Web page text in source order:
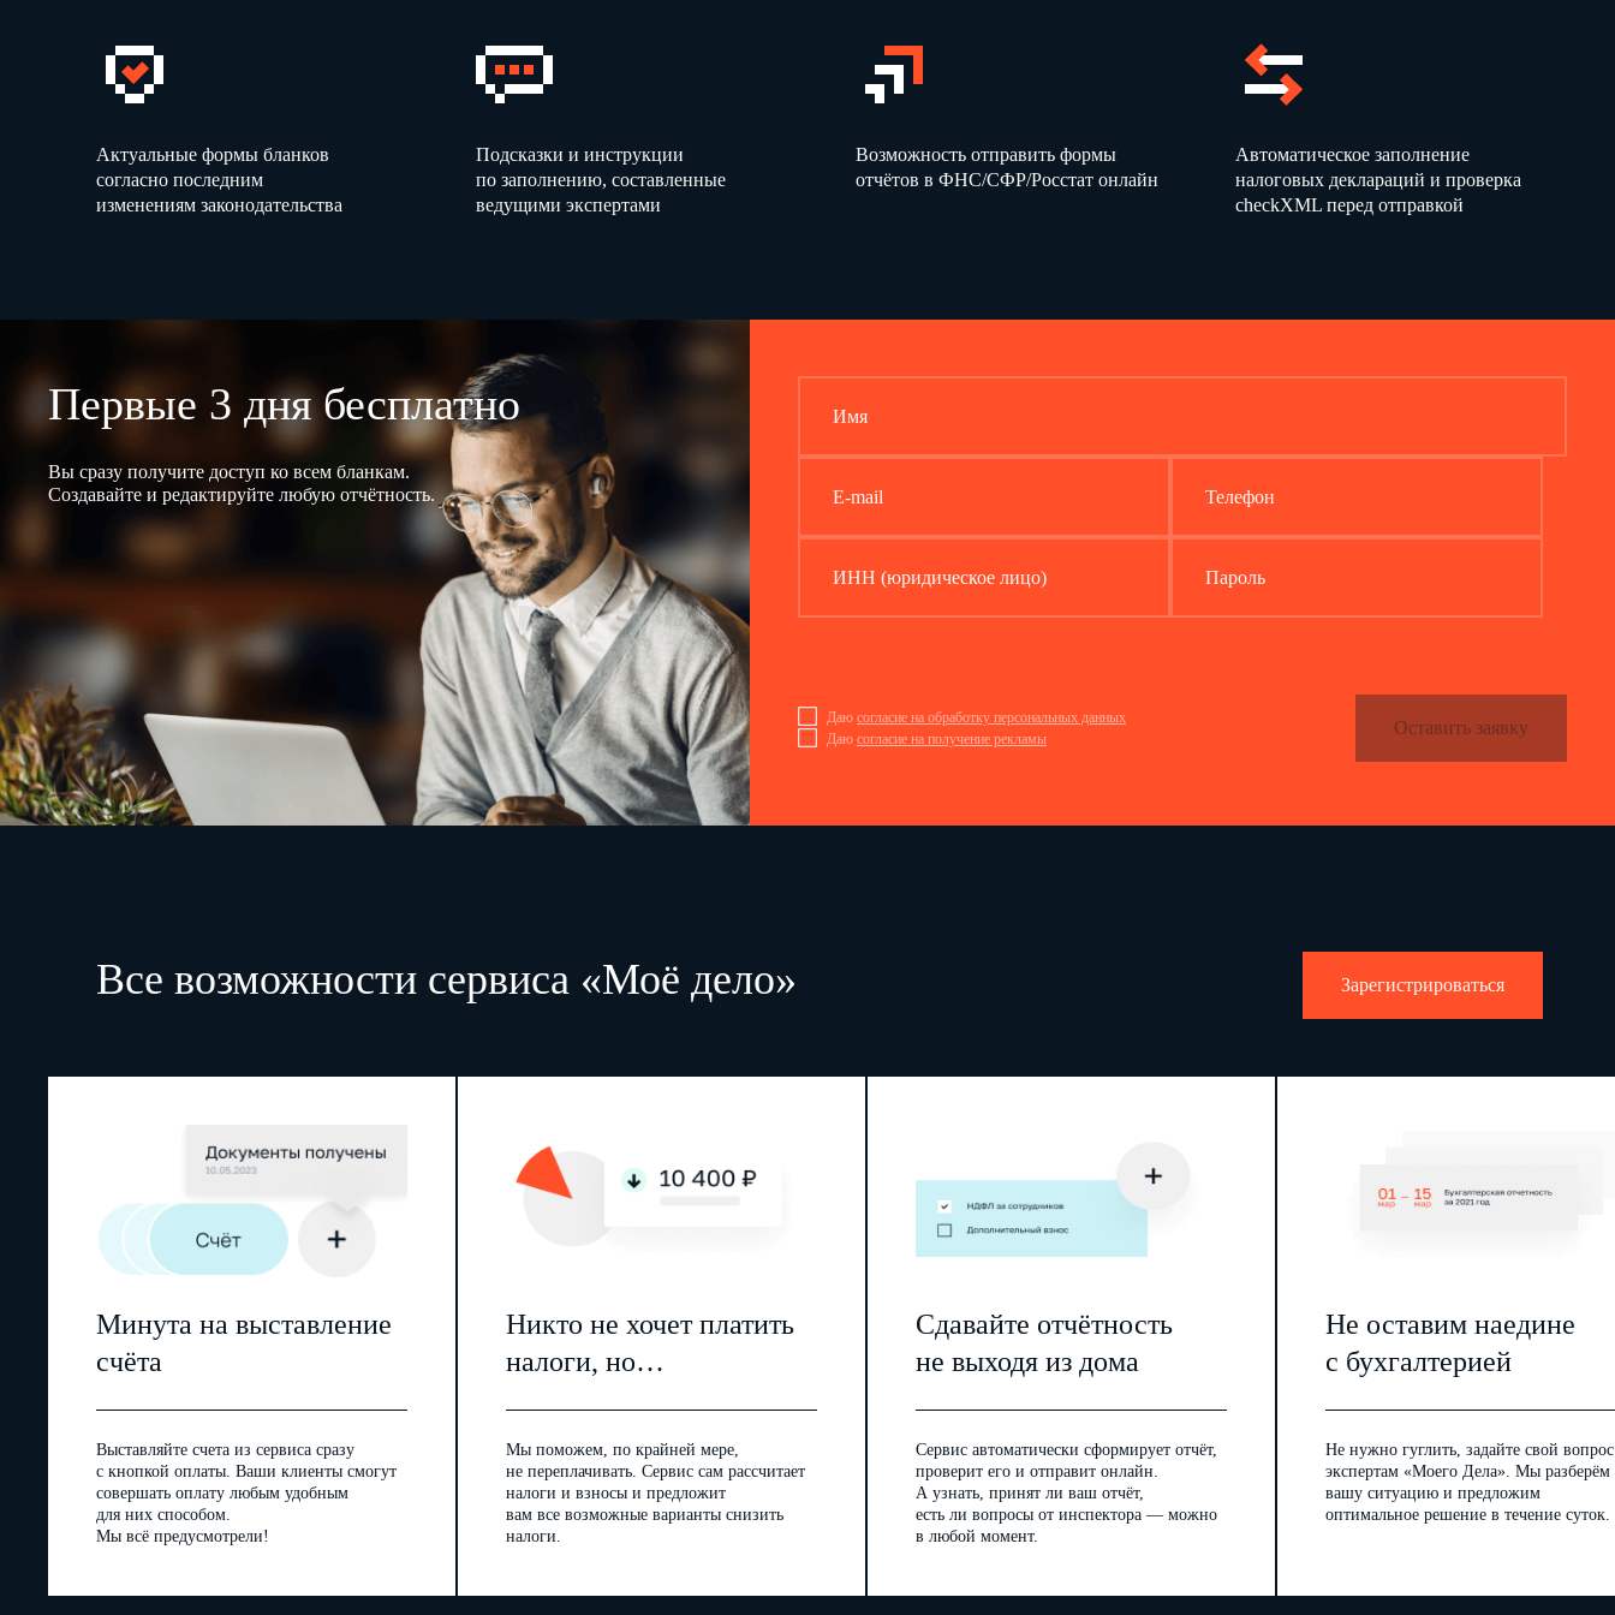
Актуальные формы бланков
согласно последним
изменениям законодательства
Подсказки и инструкции
по заполнению, составленные
ведущими экспертами
Возможность отправить формы
отчётов в ФНС/СФР/Росстат онлайн
Автоматическое заполнение
налоговых деклараций и проверка
checkXML перед отправкой
Первые 3 дня бесплатно
Вы сразу получите доступ ко всем бланкам.
Создавайте и редактируйте любую отчётность.
Имя
E-mail Телефон
ИНН (юридическое лицо) Пароль
Даю согласие на обработку персональных данных
Даю согласие на получение рекламы
Оставить заявку
Все возможности сервиса «Моё дело» Зарегистрироваться
Минута на выставление
счёта
Выставляйте счета из сервиса сразу
с кнопкой оплаты. Ваши клиенты смогут
совершать оплату любым удобным
для них способом.
Мы всё предусмотрели!
Никто не хочет платить
налоги, но…
Мы поможем, по крайней мере,
не переплачивать. Сервис сам рассчитает
налоги и взносы и предложит
вам все возможные варианты снизить
налоги.
Сдавайте отчётность
не выходя из дома
Сервис автоматически сформирует отчёт,
проверит его и отправит онлайн.
А узнать, принят ли ваш отчёт,
есть ли вопросы от инспектора — можно
в любой момент.
Не оставим наедине
с бухгалтерией
Не нужно гуглить, задайте свой вопрос
экспертам «Моего Дела». Мы разберём
вашу ситуацию и предложим
оптимальное решение в течение суток.